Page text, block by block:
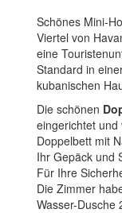
Schönes Mini-
Viertel von
eine
Standard in
kubanischen
Die schönen
eingerichtet
Doppelbett mit
Ihr Gepäck und
Für Ihre
Die Zimmer
Wasser-Dusche